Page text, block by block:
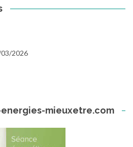
2026
mieuxetre.com